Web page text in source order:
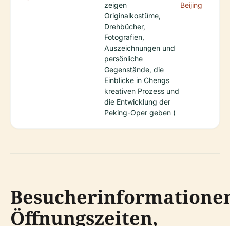
zeigen
Originalkostüme,
Drehbücher,
Fotografien,
Auszeichnungen und
persönliche
Gegenstände, die
Einblicke in Chengs
kreativen Prozess und
die Entwicklung der
Peking-Oper geben (
Beijing
Öffnungszeiten,